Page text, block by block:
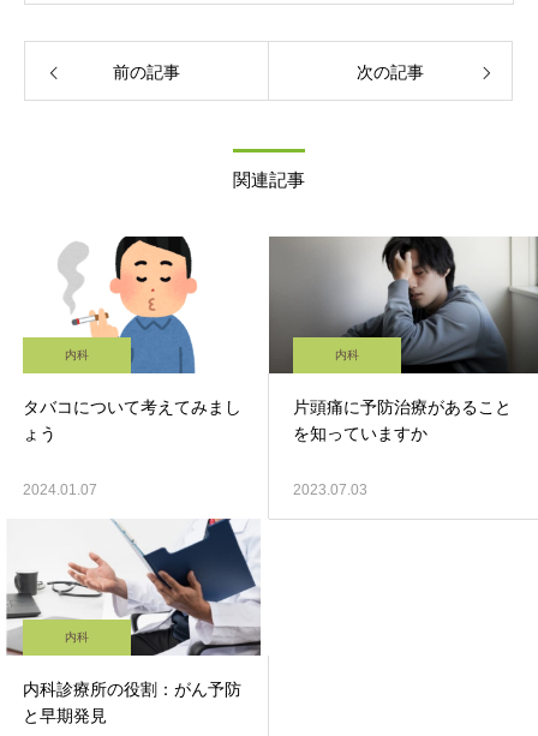
前の記事 次の記事
関連記事
内科
タバコについて考えてみまし
ょう
2024.01.07
内科
片頭痛に予防治療があること
を知っていますか
2023.07.03
内科
内科診療所の役割：がん予防
と早期発見